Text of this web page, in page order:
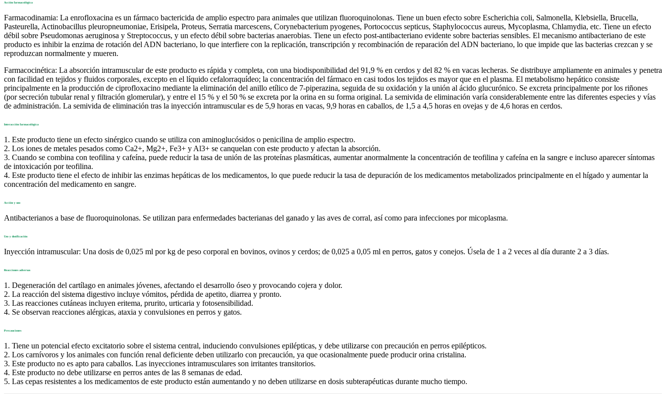
Acción farmacológica
Farmacodinamia: La enrofloxacina es un fármaco bactericida de amplio espectro para animales que utilizan fluoroquinolonas. Tiene un buen efecto sobre Escherichia coli, Salmonella, Klebsiella, Brucella,
Pasteurella, Actinobacillus pleuropneumoniae, Erisipela, Proteus, Serratia marcescens, Corynebacterium pyogenes, Portococcus septicus, Staphylococcus aureus, Mycoplasma, Chlamydia, etc. Tiene un efecto
débil sobre Pseudomonas aeruginosa y Streptococcus, y un efecto débil sobre bacterias anaerobias. Tiene un efecto post-antibacteriano evidente sobre bacterias sensibles. El mecanismo antibacteriano de este
producto es inhibir la enzima de rotación del ADN bacteriano, lo que interfiere con la replicación, transcripción y recombinación de reparación del ADN bacteriano, lo que impide que las bacterias crezcan y se
reproduzcan normalmente y mueren.
Farmacocinética: La absorción intramuscular de este producto es rápida y completa, con una biodisponibilidad del 91,9 % en cerdos y del 82 % en vacas lecheras. Se distribuye ampliamente en animales y penetra
con facilidad en tejidos y fluidos corporales, excepto en el líquido cefalorraquídeo; la concentración del fármaco en casi todos los tejidos es mayor que en el plasma. El metabolismo hepático consiste
principalmente en la producción de ciprofloxacino mediante la eliminación del anillo etílico de 7-piperazina, seguida de su oxidación y la unión al ácido glucurónico. Se excreta principalmente por los riñones
(por secreción tubular renal y filtración glomerular), y entre el 15 % y el 50 % se excreta por la orina en su forma original. La semivida de eliminación varía considerablemente entre las diferentes especies y vías
de administración. La semivida de eliminación tras la inyección intramuscular es de 5,9 horas en vacas, 9,9 horas en caballos, de 1,5 a 4,5 horas en ovejas y de 4,6 horas en cerdos.
Interacción farmacológica
1. Este producto tiene un efecto sinérgico cuando se utiliza con aminoglucósidos o penicilina de amplio espectro.
2. Los iones de metales pesados ​​como Ca2+, Mg2+, Fe3+ y Al3+ se canquelan con este producto y afectan la absorción.
3. Cuando se combina con teofilina y cafeína, puede reducir la tasa de unión de las proteínas plasmáticas, aumentar anormalmente la concentración de teofilina y cafeína en la sangre e incluso aparecer síntomas
de intoxicación por teofilina.
4. Este producto tiene el efecto de inhibir las enzimas hepáticas de los medicamentos, lo que puede reducir la tasa de depuración de los medicamentos metabolizados principalmente en el hígado y aumentar la
concentración del medicamento en sangre.
Acción y uso
Antibacterianos a base de fluoroquinolonas. Se utilizan para enfermedades bacterianas del ganado y las aves de corral, así como para infecciones por micoplasma.
Uso y dosificación
Inyección intramuscular: Una dosis de 0,025 ml por kg de peso corporal en bovinos, ovinos y cerdos; de 0,025 a 0,05 ml en perros, gatos y conejos. Úsela de 1 a 2 veces al día durante 2 a 3 días.
Reacciones adversas
1. Degeneración del cartílago en animales jóvenes, afectando el desarrollo óseo y provocando cojera y dolor.
2. La reacción del sistema digestivo incluye vómitos, pérdida de apetito, diarrea y pronto.
3. Las reacciones cutáneas incluyen eritema, prurito, urticaria y fotosensibilidad.
4. Se observan reacciones alérgicas, ataxia y convulsiones en perros y gatos.
Precauciones
1. Tiene un potencial efecto excitatorio sobre el sistema central, induciendo convulsiones epilépticas, y debe utilizarse con precaución en perros epilépticos.
2. Los carnívoros y los animales con función renal deficiente deben utilizarlo con precaución, ya que ocasionalmente puede producir orina cristalina.
3. Este producto no es apto para caballos. Las inyecciones intramusculares son irritantes transitorios.
4. Este producto no debe utilizarse en perros antes de las 8 semanas de edad.
5. Las cepas resistentes a los medicamentos de este producto están aumentando y no deben utilizarse en dosis subterapéuticas durante mucho tiempo.